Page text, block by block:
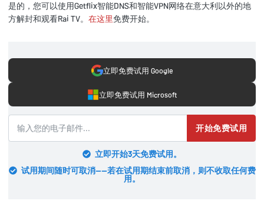
是的，您可以使用Getflix智能DNS和智能VPN网络在意大利以外的地
方解封和观看Rai TV。 在这里免费开始。
立即免费试用 Google
立即免费试用 Microsoft
开始免费试用
立即开始3天免费试用。
试用期间随时可取消——若在试用期结束前取消，则不收取任何费
用。